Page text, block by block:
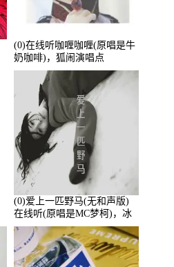
(0)在线听咖喱咖喱(原唱是牛
奶咖啡)，狐闹演唱点
播:287579次
(0)爱上一匹野马(无和声版)
在线听(原唱是MC梦柯)，冰
鑫Asce演唱点播:178815次